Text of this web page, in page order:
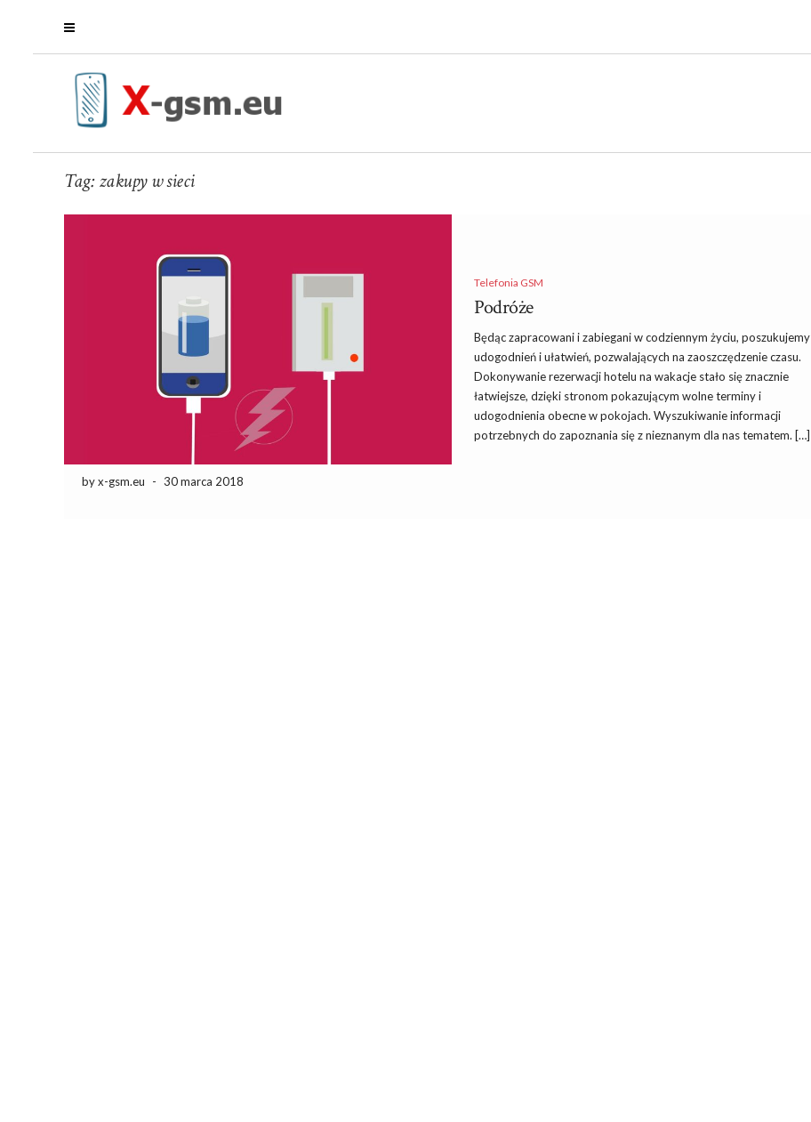
Tag:zakupy w sieci
Telefonia GSM
Podróże
Będąc zapracowani i zabiegani w codziennym życiu, poszukujemy
udogodnień i ułatwień, pozwalających na zaoszczędzenie czasu.
Dokonywanie rezerwacji hotelu na wakacje stało się znacznie
łatwiejsze, dzięki stronom pokazującym wolne terminy i
udogodnienia obecne w pokojach. Wyszukiwanie informacji
potrzebnych do zapoznania się z nieznanym dla nas tematem. […]
by x-gsm.eu - 30 marca 2018